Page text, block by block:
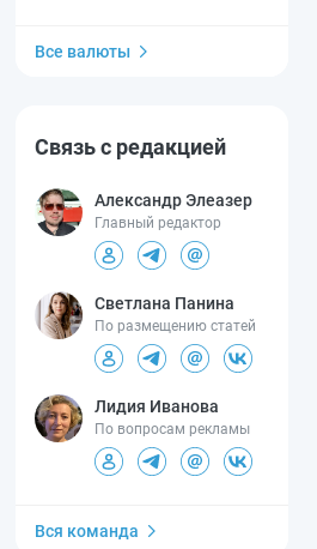
Все валюты
Связь с редакцией
Александр Элеазер
Главный редактор
Светлана Панина
По размещению статей
Лидия Иванова
По вопросам рекламы
Вся команда